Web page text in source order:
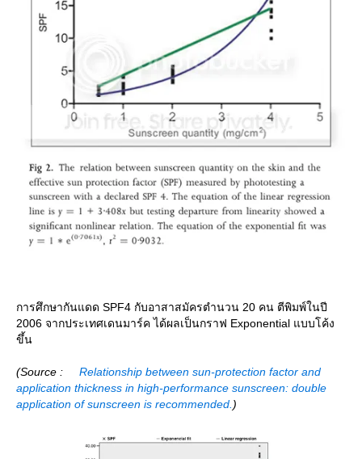
การศึกษากันแดด SPF4 กับอาสาสมัครตำนวน 20 คน ตีพิมพ์ในปี
2006 จากประเทศเดนมาร์ค ได้ผลเป็นกราฟ Exponential แบบโค้ง
ขึ้น
(Source :
Relationship between sun-protection factor and
application thickness in high-performance sunscreen: double
application of sunscreen is recommended. )